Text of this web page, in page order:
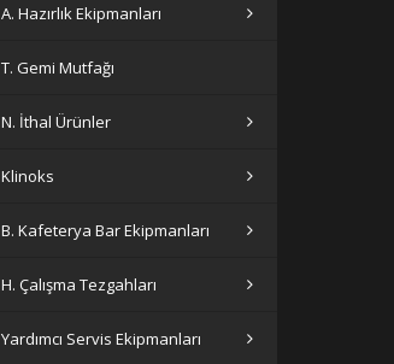
A. Hazırlık Ekipmanları
T. Gemi Mutfağı
N. İthal Ürünler
Klinoks
B. Kafeterya Bar Ekipmanları
H. Çalışma Tezgahları
Yardımcı Servis Ekipmanları